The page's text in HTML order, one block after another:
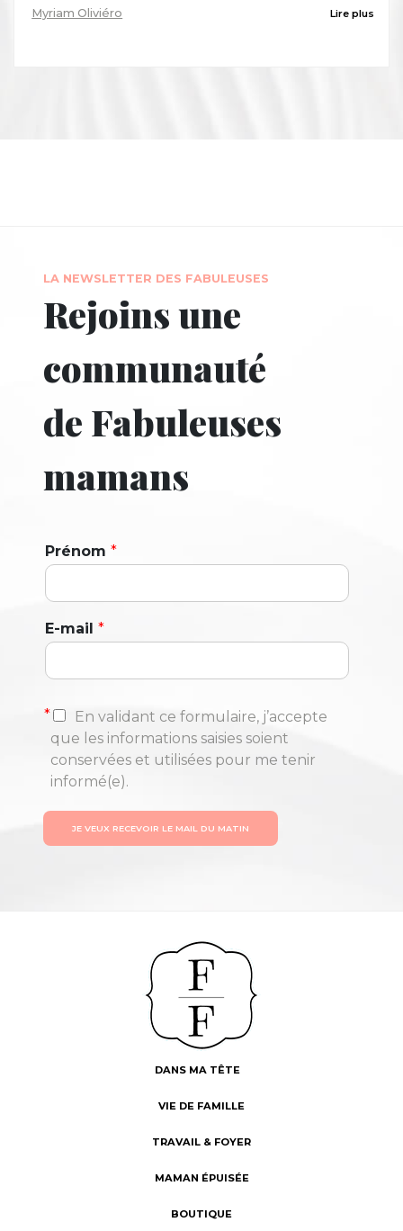
Myriam Oliviéro Lire plus
LA NEWSLETTER DES FABULEUSES
Rejoins une
communauté
de Fabuleuses
mamans
Prénom *
E-mail *
*
En validant ce formulaire, j’accepte
que les informations saisies soient
conservées et utilisées pour me tenir
informé(e).
JE VEUX RECEVOIR LE MAIL DU MATIN
DANS MA TÊTE
VIE DE FAMILLE
TRAVAIL & FOYER
MAMAN ÉPUISÉE
BOUTIQUE